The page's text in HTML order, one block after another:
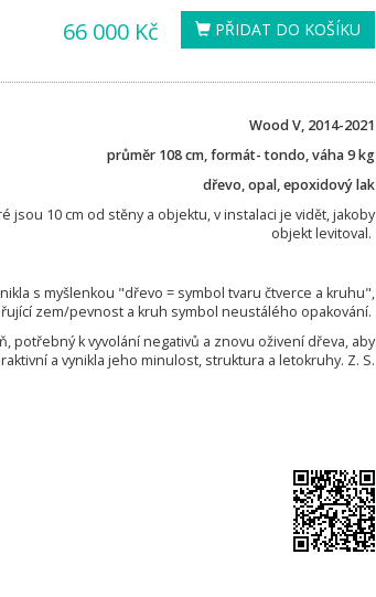
PŘIDAT DO KOŠÍKU
66 000 Kč
Wood V, 2014-2021
průměr 108 cm, formát- tondo, váha 9 kg
dřevo, opal, epoxidový lak
jsou 10 cm od stěny a objektu, v instalaci je vidět, jakoby
objekt levitoval.
s myšlenkou "dřevo = symbol tvaru čtverce a kruhu",
zem/pevnost a kruh symbol neustálého opakování.
potřebný k vyvolání negativů a znovu oživení dřeva, aby
a vynikla jeho minulost, struktura a letokruhy. Z. S.